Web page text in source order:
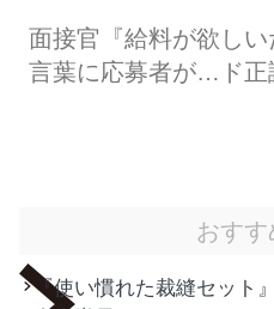
面接官『給料が欲し
言葉に応募者が…ド正
おす
『使い慣れた裁縫セット